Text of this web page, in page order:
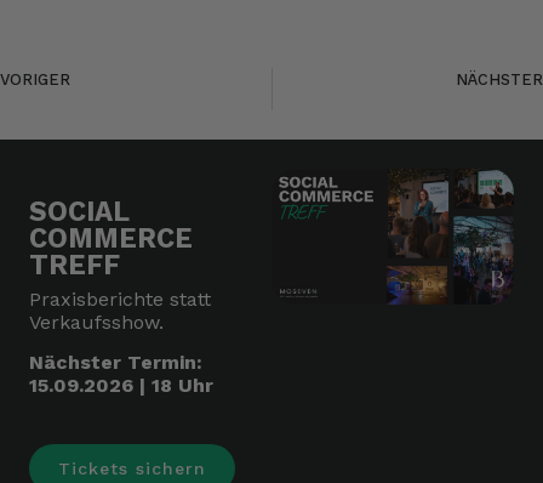
VORIGER NÄCHSTER
SOCIAL
COMMERCE
TREFF
Praxisberichte statt
Verkaufsshow.
Nächster Termin:
15.09.2026 | 18 Uhr
Tickets sichern